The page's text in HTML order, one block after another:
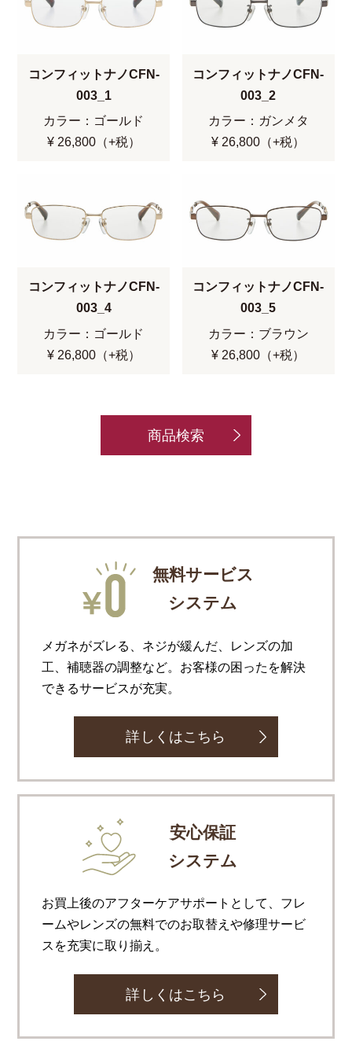
コンフィットナノCFN-
003_1
カラー：ゴールド
¥ 26,800（+税）
コンフィットナノCFN-
003_2
カラー：ガンメタ
¥ 26,800（+税）
コンフィットナノCFN-
003_4
カラー：ゴールド
¥ 26,800（+税）
コンフィットナノCFN-
003_5
カラー：ブラウン
¥ 26,800（+税）
商品検索
無料サービス
システム
メガネがズレる、ネジが緩んだ、レンズの加
工、補聴器の調整など。お客様の困ったを解決
できるサービスが充実。
詳しくはこちら
安心保証
システム
お買上後のアフターケアサポートとして、フレ
ームやレンズの無料でのお取替えや修理サービ
スを充実に取り揃え。
詳しくはこちら